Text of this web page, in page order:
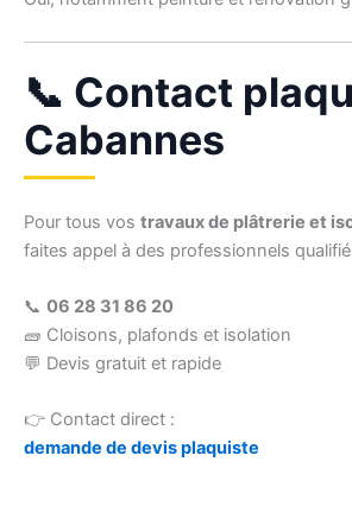
📞 Contact
Cabannes
Pour tous vos travaux de plâtrerie et
faites appel à des professionnels
📞 06 28 31 86 20
🧱 Cloisons, plafonds et isolation
💬 Devis gratuit et rapide
👉 Contact direct :
demande de devis plaquiste